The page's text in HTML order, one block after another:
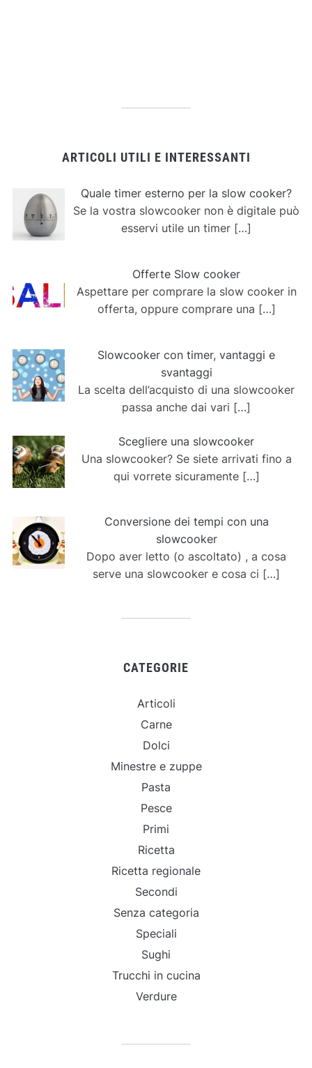
ARTICOLI UTILI E INTERESSANTI
Quale timer esterno per la slow cooker?
Se la vostra slowcooker non è digitale può
esservi utile un timer […]
Offerte Slow cooker
Aspettare per comprare la slow cooker in
offerta, oppure comprare una […]
Slowcooker con timer, vantaggi e
svantaggi
La scelta dell’acquisto di una slowcooker
passa anche dai vari […]
Scegliere una slowcooker
Una slowcooker? Se siete arrivati fino a
qui vorrete sicuramente […]
Conversione dei tempi con una
slowcooker
Dopo aver letto (o ascoltato) , a cosa
serve una slowcooker e cosa ci […]
CATEGORIE
Articoli
Carne
Dolci
Minestre e zuppe
Pasta
Pesce
Primi
Ricetta
Ricetta regionale
Secondi
Senza categoria
Speciali
Sughi
Trucchi in cucina
Verdure